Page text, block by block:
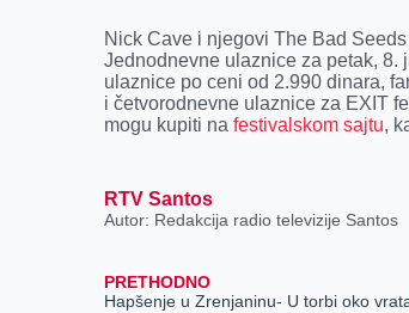
Nick Cave i njegovi The Bad
Jednodnevne ulaznice za petak, 8.
ulaznice po ceni od 2.990 dinara,
i četvorodnevne ulaznice za EXIT
mogu kupiti nafestivalskom sajtu,
RTV Santos
Autor: Redakcija radio televizije Santos
PRETHODNO
Hapšenje u Zrenjaninu- U torbi oko